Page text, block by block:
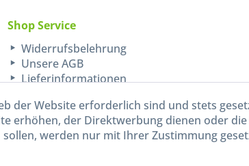
Shop Service
Widerrufsbelehrung
Unsere AGB
Lieferinformationen
der Website erforderlich sind und stets
erhöhen, der Direktwerbung dienen oder
werden nur mit Ihrer Zustimmung